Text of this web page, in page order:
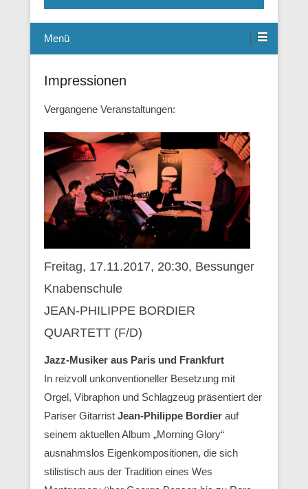
Menü
Impressionen
Vergangene Veranstaltungen:
Freitag, 17.11.2017, 20:30, Bessunger
Knabenschule
JEAN-PHILIPPE BORDIER
QUARTETT (F/D)
Jazz-Musiker aus Paris und Frankfurt
In reizvoll unkonventioneller Besetzung mit
Orgel, Vibraphon und Schlagzeug präsentiert der
Pariser Gitarrist Jean-Philippe Bordier auf
seinem aktuellen Album „Morning Glory“
ausnahmslos Eigenkompositionen, die sich
stilistisch aus der Tradition eines Wes